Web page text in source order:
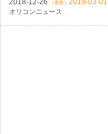
2018-12-26 （更新） 2019-03-01
オリコンニュース